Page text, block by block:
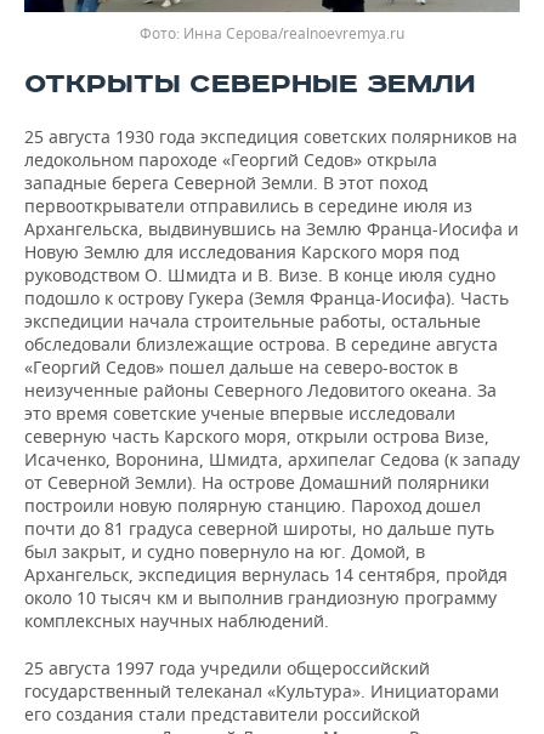
Инна Серова/realnoevremya.ru
ОТКРЫТЫ СЕВЕРНЫЕ ЗЕМЛИ
25 августа 1930 года экспедиция советских полярников на
ледокольном пароходе «Георгий Седов» открыла
западные берега Северной Земли. В этот поход
первооткрыватели отправились в середине июля из
Архангельска, выдвинувшись на Землю Франца-Иосифа и
Новую Землю для исследования Карского моря под
руководством О. Шмидта и В. Визе. В конце июля судно
подошло к острову Гукера (Земля Франца-Иосифа). Часть
экспедиции начала строительные работы, остальные
обследовали близлежащие острова. В середине августа
«Георгий Седов» пошел дальше на северо-восток в
неизученные районы Северного Ледовитого океана. За
это время советские ученые впервые исследовали
северную часть Карского моря, открыли острова Визе,
Исаченко, Воронина, Шмидта, архипелаг Седова (к западу
от Северной Земли). На острове Домашний полярники
построили новую полярную станцию. Пароход дошел
почти до 81 градуса северной широты, но дальше путь
был закрыт, и судно повернуло на юг. Домой, в
Архангельск, экспедиция вернулась 14 сентября, пройдя
около 10 тысяч км и выполнив грандиозную программу
комплексных научных наблюдений.
25 августа 1997 года учредили общероссийский
государственный телеканал «Культура». Инициаторами
его создания стали представители российской